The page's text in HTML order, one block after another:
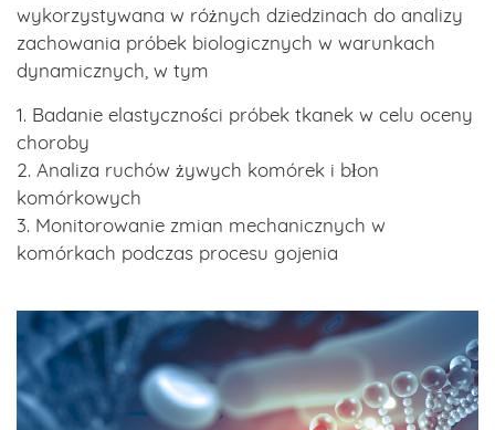
wykorzystywana w różnych dziedzinach do analizy
zachowania próbek biologicznych w warunkach
dynamicznych, w tym
1. Badanie elastyczności próbek tkanek w celu oceny
choroby
2. Analiza ruchów żywych komórek i błon
komórkowych
3. Monitorowanie zmian mechanicznych w
komórkach podczas procesu gojenia